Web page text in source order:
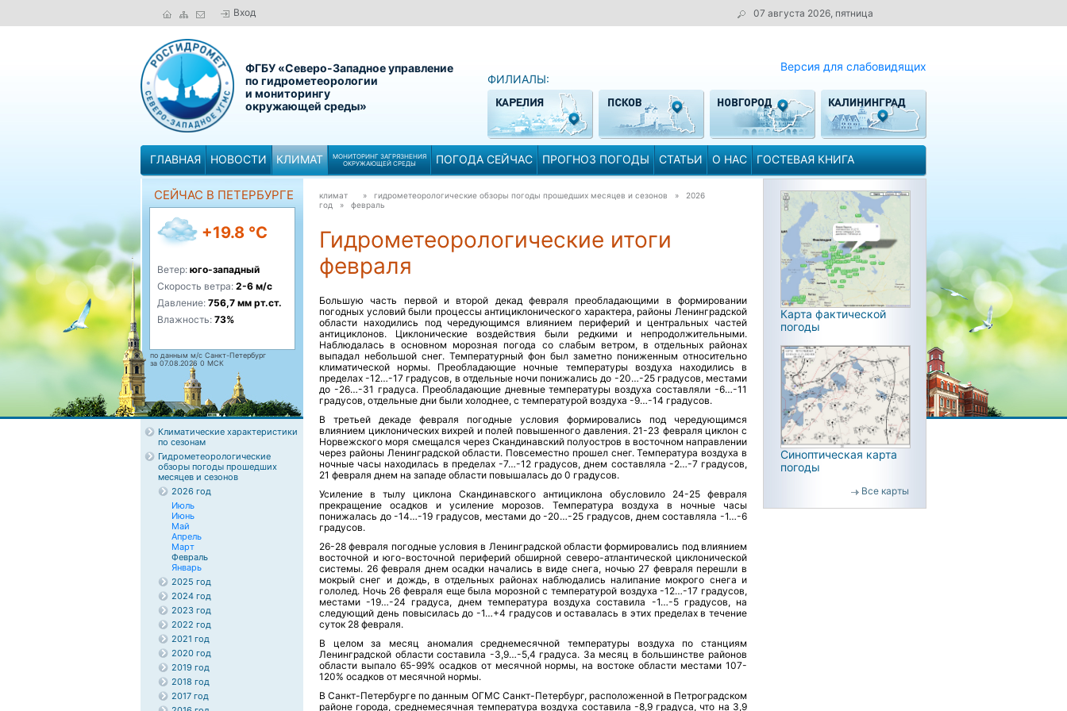
Вход 07 августа 2026, пятница
ФГБУ «Северо-Западное управление
по гидрометеорологии
и мониторингу
окружающей среды»
Версия для слабовидящих
ФИЛИАЛЫ:
ГЛАВНАЯ НОВОСТИ КЛИМАТ
МОНИТОРИНГ ЗАГРЯЗНЕНИЯ
ОКРУЖАЮЩЕЙ СРЕДЫ
ПОГОДА СЕЙЧАС ПРОГНОЗ ПОГОДЫ СТАТЬИ О НАС ГОСТЕВАЯ КНИГА
СЕЙЧАС В ПЕТЕРБУРГЕ
+19.8 °C
Ветер: юго-западный
Скорость ветра: 2-6 м/с
Давление: 756,7 мм рт.ст.
Влажность: 73%
по данным м/с Санкт-Петербург
за 07.08.2026 0 МСК
Климатические характеристики
по сезонам
Гидрометеорологические
обзоры погоды прошедших
месяцев и сезонов
2026 год
Июль
Июнь
Май
Апрель
Март
Февраль
Январь
2025 год
2024 год
2023 год
2022 год
2021 год
2020 год
2019 год
2018 год
2017 год
климат
» гидрометеорологические обзоры погоды прошедших месяцев и сезонов » 2026
год » февраль
Гидрометеорологические итоги
февраля
Большую часть первой и второй декад февраля преобладающими в формировании
погодных условий были процессы антициклонического характера, районы Ленинградской
области находились под чередующимся влиянием периферий и центральных частей
антициклонов. Циклонические воздействия были редкими и непродолжительными.
Наблюдалась в основном морозная погода со слабым ветром, в отдельных районах
выпадал небольшой снег. Температурный фон был заметно пониженным относительно
климатической нормы. Преобладающие ночные температуры воздуха находились в
пределах -12…-17 градусов, в отдельные ночи понижались до -20…-25 градусов, местами
до -26…-31 градуса. Преобладающие дневные температуры воздуха составляли -6…-11
градусов, отдельные дни были холоднее, с температурой воздуха -9…-14 градусов.
В третьей декаде февраля погодные условия формировались под чередующимся
влиянием циклонических вихрей и полей повышенного давления. 21-23 февраля циклон с
Норвежского моря смещался через Скандинавский полуостров в восточном направлении
через районы Ленинградской области. Повсеместно прошел снег. Температура воздуха в
ночные часы находилась в пределах -7…-12 градусов, днем составляла -2…-7 градусов,
21 февраля днем на западе области повышалась до 0 градусов.
Усиление в тылу циклона Скандинавского антициклона обусловило 24-25 февраля
прекращение осадков и усиление морозов. Температура воздуха в ночные часы
понижалась до -14…-19 градусов, местами до -20…-25 градусов, днем составляла -1…-6
градусов.
26-28 февраля погодные условия в Ленинградской области формировались под влиянием
восточной и юго-восточной периферий обширной северо-атлантической циклонической
системы. 26 февраля днем осадки начались в виде снега, ночью 27 февраля перешли в
мокрый снег и дождь, в отдельных районах наблюдались налипание мокрого снега и
гололед. Ночь 26 февраля еще была морозной с температурой воздуха -12…-17 градусов,
местами -19…-24 градуса, днем температура воздуха составила -1…-5 градусов, на
следующий день повысилась до -1…+4 градусов и оставалась в этих пределах в течение
суток 28 февраля.
В целом за месяц аномалия среднемесячной температуры воздуха по станциям
Ленинградской области составила -3,9…-5,4 градуса. За месяц в большинстве районов
области выпало 65-99% осадков от месячной нормы, на востоке области местами 107-
120% осадков от месячной нормы.
В Санкт-Петербурге по данным ОГМС Санкт-Петербург, расположенной в Петроградском
районе города, среднемесячная температура воздуха составила -8,9 градуса, что на 3,9
Карта фактической
погоды
Синоптическая карта
погоды
Все карты